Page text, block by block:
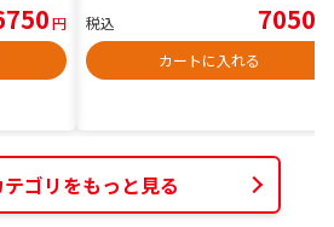
円
税込 7050
カートに入れる
テゴリをもっと見る